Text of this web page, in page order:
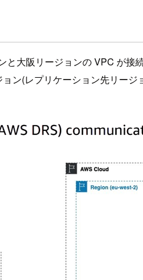
大阪リージョンの VPC が接
(レプリケーション先リージ